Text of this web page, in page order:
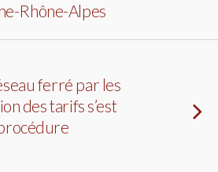
Rhône-Alpes
ferré par les
des tarifs s’est